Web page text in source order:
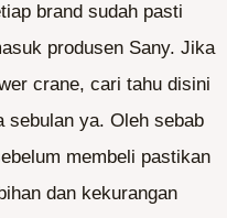
brand sudah pasti
produsen Sany. Jika
crane, cari tahu disini
sebulan ya. Oleh sebab
membeli pastikan
dan kekurangan